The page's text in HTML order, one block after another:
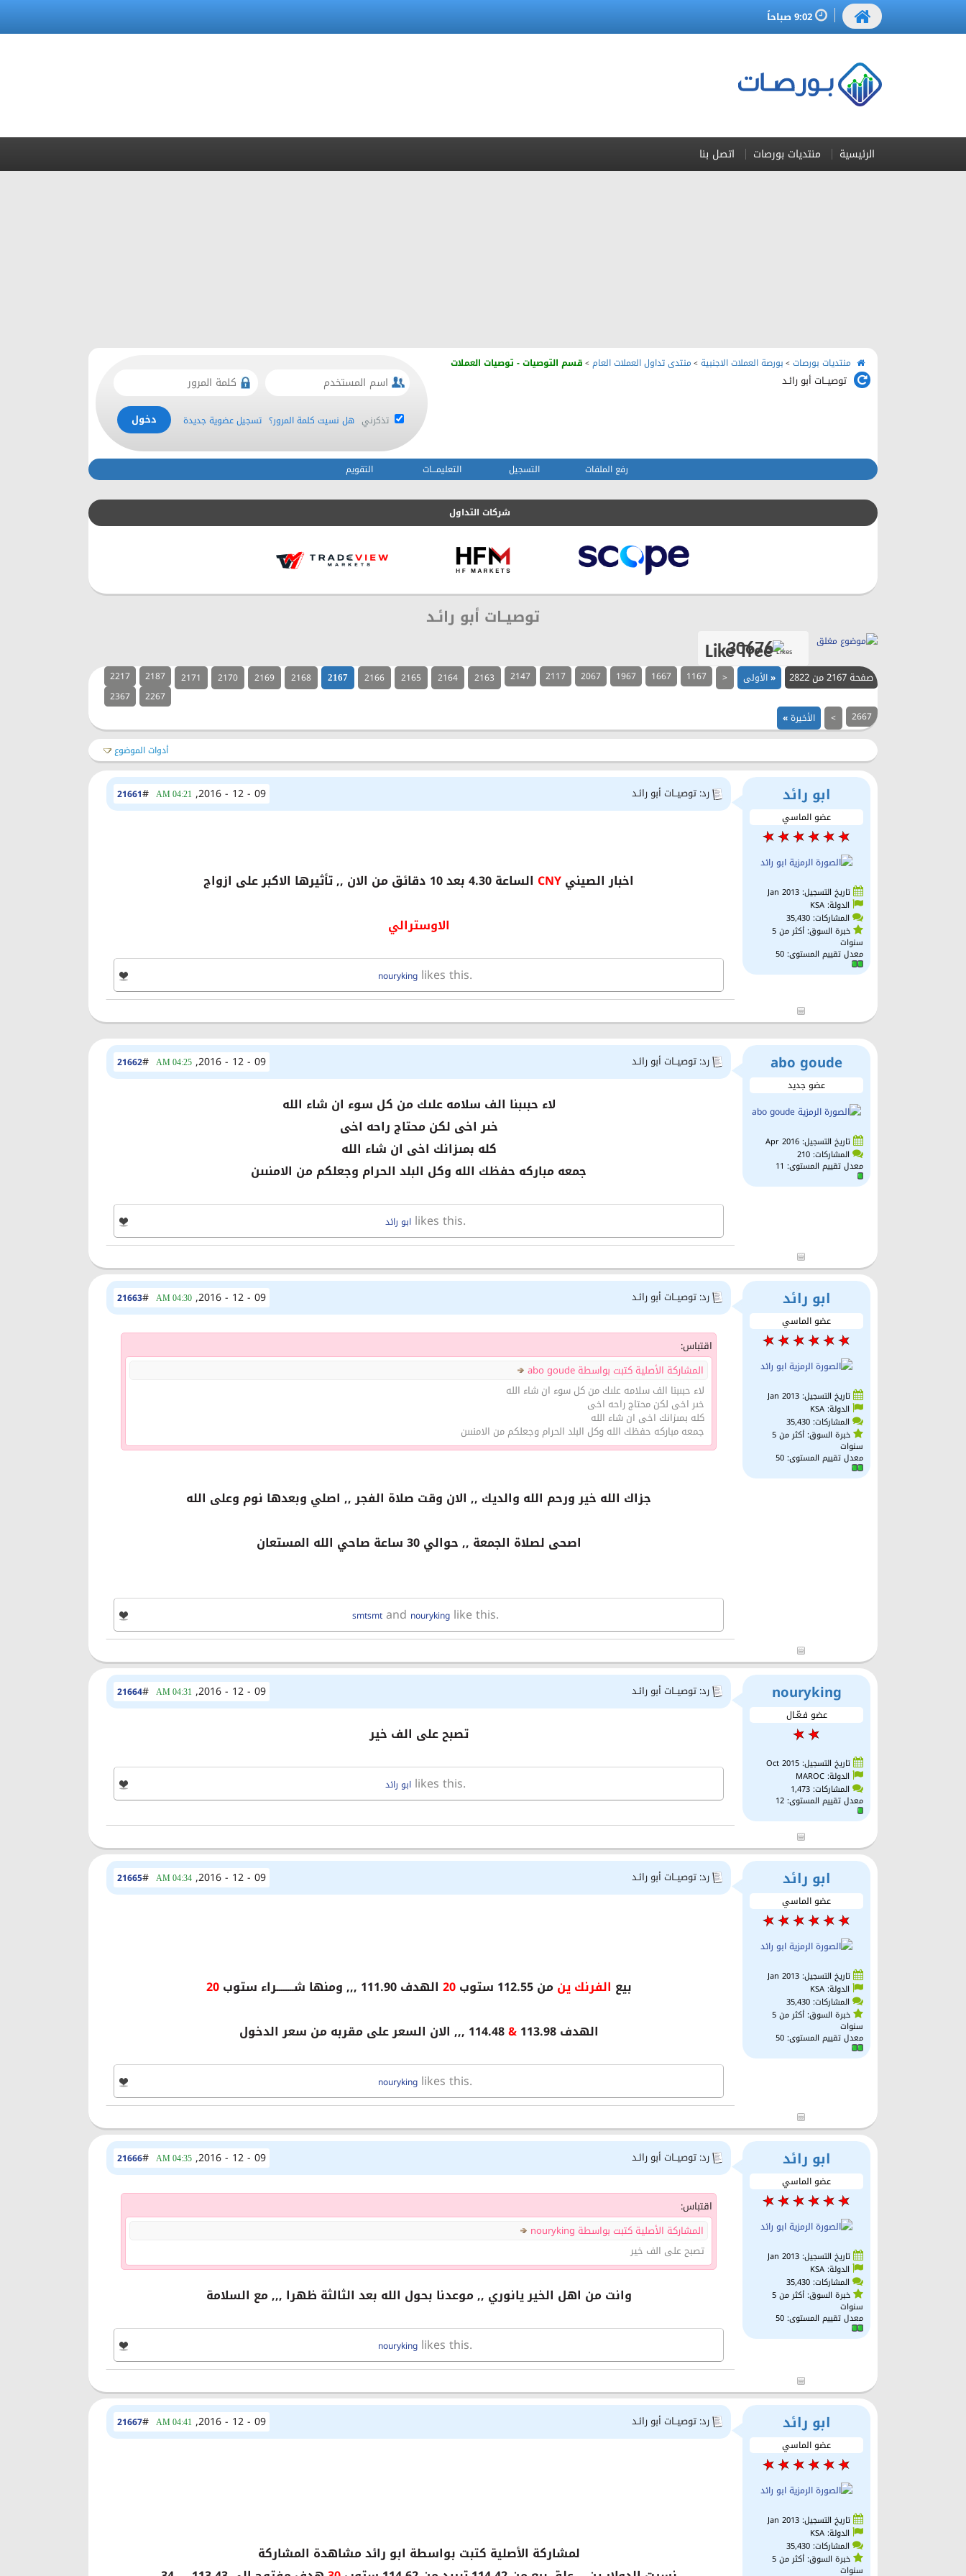
الرئيسية منتديات بورصات اتصل بنا
منتديات بورصات > بورصة العملات الاجنبية > منتدى تداول العملات العام > قسم التوصيات - توصيات العملات
توصيــات أبو رائـد
تذكرني هل نسيت كلمة المرور؟ تسجيل عضوية جديدة
رفع الملفات التسجيل التعليمـــات التقويم
شركات التداول
توصيــات أبو رائـد
30676 Likes
صفحة 2167 من 2822 «الأولى <
1167
1667
1967
2067
2117
2147
2163
2164
2165
2166
2167
2168
2169
2170
2171
2187
2217
2267
2367
2667
> الأخيرة»
أدوات الموضوع
ابو رائد
عضو الماسي
تاريخ التسجيل: Jan 2013
الدولة: KSA
المشاركات: 35,430
خبرة السوق: أكثر من 5
سنوات
معدل تقييم المستوى:50
رد: توصيــات أبو رائـد 21661# 09 - 12 - 2016,
04:21 AM
اخبار الصينيCNY الساعة 4.30 بعد 10 دقائق من الان ,, تأثيرها الاكبر على ازواج
الاوسترالي
nouryking likes this.
abo goude
عضو جديد
تاريخ التسجيل: Apr 2016
المشاركات: 210
معدل تقييم المستوى: 11
رد: توصيــات أبو رائـد 21662# 09 - 12 - 2016,
04:25 AM
لاء حبىبنا الف سلامه علىك من كل سوء ان شاء الله
خىر اخى لكن محتاج راحه اخى
كله بمىزانك اخى ان شاء الله
جمعه مباركه حفظك الله وكل البلد الحرام وجعلكم من الامنىىن
ابو رائدlikes this.
ابو رائد
عضو الماسي
تاريخ التسجيل: Jan 2013
الدولة: KSA
المشاركات: 35,430
خبرة السوق: أكثر من 5
سنوات
معدل تقييم المستوى:50
رد: توصيــات أبو رائـد 21663# 09 - 12 - 2016,
04:30 AM
اقتباس:
المشاركة الأصلية كتبت بواسطة abo goude
لاء حبىبنا الف سلامه علىك من كل سوء ان شاء الله
خىر اخى لكن محتاج راحه اخى
كله بمىزانك اخى ان شاء الله
جمعه مباركه حفظك الله وكل البلد الحرام وجعلكم من الامنىىن
جزاك الله خير ورحم الله والديك ,, الان وقت صلاة الفجر ,, اصلي وبعدها نوم وعلى الله
اصحى لصلاة الجمعة ,, حوالي 30 ساعة صاحي الله المستعان
smtsmtand nourykinglike this.
nouryking
عضو فـعّـال
تاريخ التسجيل: Oct 2015
الدولة: MAROC
المشاركات: 1,473
معدل تقييم المستوى:12
رد: توصيــات أبو رائـد 21664# 09 - 12 - 2016,
04:31 AM
تصبح على الف خير
ابو رائدlikes this.
ابو رائد
عضو الماسي
تاريخ التسجيل: Jan 2013
الدولة: KSA
المشاركات: 35,430
خبرة السوق: أكثر من 5
سنوات
معدل تقييم المستوى:50
رد: توصيــات أبو رائـد 21665# 09 - 12 - 2016,
04:34 AM
بيع الفرنك ينمن 112.55 ستوب 20 الهدف 111.90 ,,, ومنها شــــــــراء ستوب
20
الهدف 113.98
&114.48 ,,, الان السعر على مقربه من سعر الدخول
nouryking likes this.
ابو رائد
عضو الماسي
تاريخ التسجيل: Jan 2013
الدولة: KSA
المشاركات: 35,430
خبرة السوق: أكثر من 5
سنوات
معدل تقييم المستوى:50
رد: توصيــات أبو رائـد 21666# 09 - 12 - 2016,
04:35 AM
اقتباس:
المشاركة الأصلية كتبت بواسطة nouryking
تصبح على الف خير
وانت من اهل الخير يانوري ,, موعدنا بحول الله بعد الثالثة ظهرا ,,, مع السلامة
nouryking likes this.
ابو رائد
عضو الماسي
تاريخ التسجيل: Jan 2013
الدولة: KSA
المشاركات: 35,430
خبرة السوق: أكثر من 5
سنوات
رد: توصيــات أبو رائـد 21667# 09 - 12 - 2016,
04:41 AM
لمشاركة الأصلية كتبت بواسطة ابو رائد مشاهدة المشاركة